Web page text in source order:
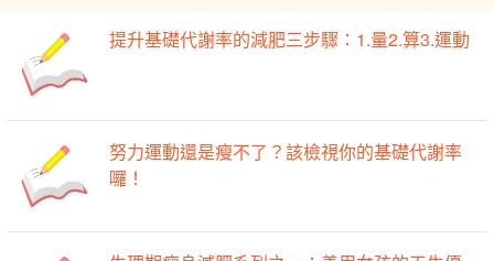
提升基礎代謝率的減肥三步驟：1.量2.算3.運動
努力運動還是瘦不了？該檢視你的基礎代謝率
囉！